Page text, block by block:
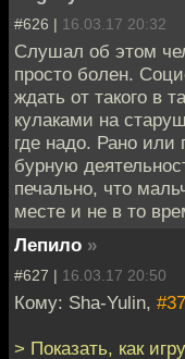
#626 | 16.03.17 20:32
Слушал об этом
просто болен.
ждать от такого в
кулаками на
где надо. Рано или
бурную
печально, что
месте и не в то
Лепило »
#627 | 16.03.17 20:50
Кому: Sha-Yulin,
> Показать, как